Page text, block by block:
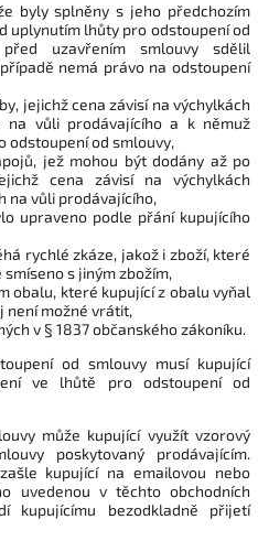
byly splněny s jeho předchozím
uplynutím lhůty pro odstoupení od
uzavřením smlouvy sdělil
nemá právo na odstoupení
jejichž cena závisí na výchylkách
na vůli prodávajícího a k němuž
odstoupení od smlouvy,
jež mohou být dodány až po
cena závisí na výchylkách
na vůli prodávajícího,
upraveno podle přání kupujícího
rychlé zkáze, jakož i zboží, které
s jiným zbožím,
obalu, které kupující z obalu vyňal
není možné vrátit,
v § 1837 občanského zákoníku.
od smlouvy musí kupující
ve lhůtě pro odstoupení od
může kupující využít vzorový
poskytovaný prodávajícím.
kupující na emailovou nebo
uvedenou v těchto obchodních
kupujícímu bezodkladně přijetí